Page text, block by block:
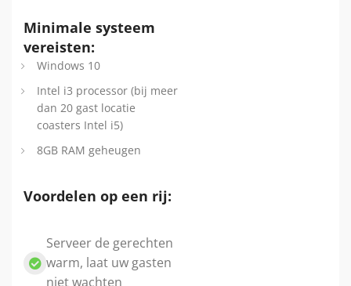
Minimale systeem
vereisten:
Windows 10
Intel i3 processor (bij meer
dan 20 gast locatie
coasters Intel i5)
8GB RAM geheugen
Voordelen op een rij:
Serveer de gerechten
warm, laat uw gasten
niet wachten